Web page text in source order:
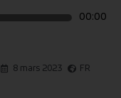
00:00
8 mars 2023 FR